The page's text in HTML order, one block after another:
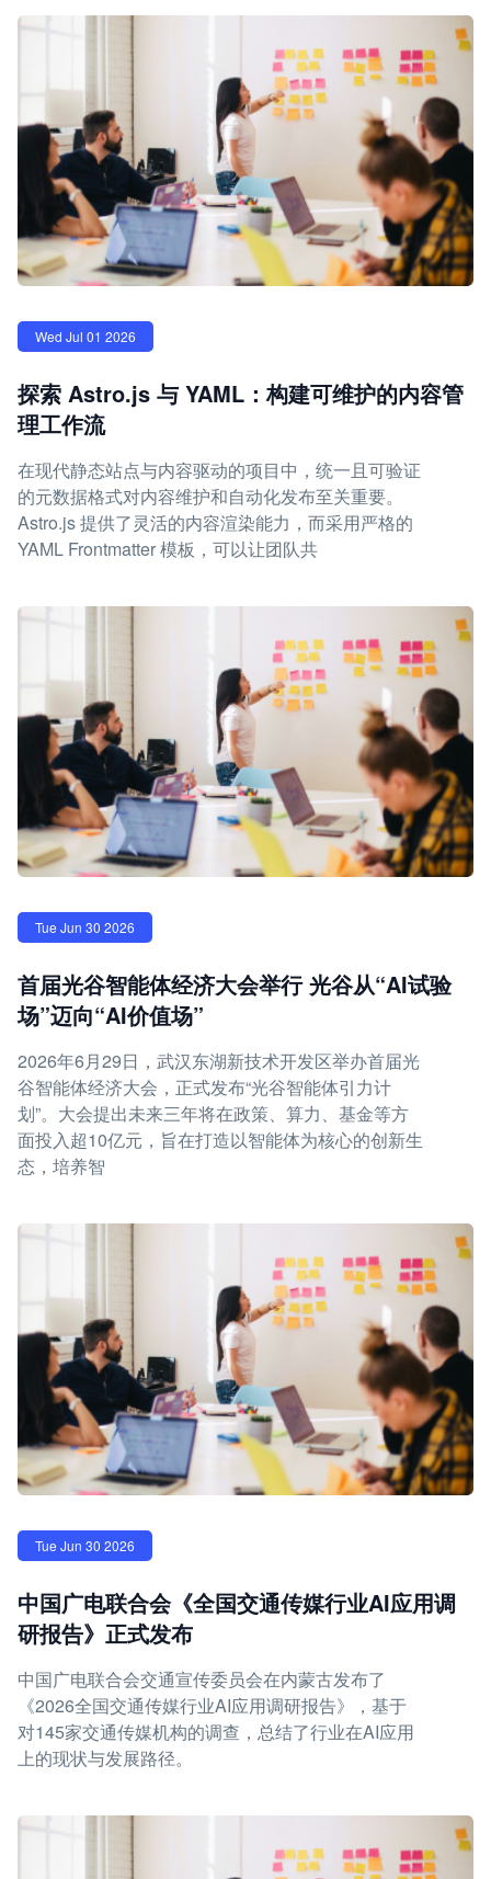
Wed Jul 01 2026
探索 Astro.js 与 YAML：构建可维护的内容管
理工作流
在现代静态站点与内容驱动的项目中，统一且可验证
的元数据格式对内容维护和自动化发布至关重要。
Astro.js 提供了灵活的内容渲染能力，而采用严格的
YAML Frontmatter 模板，可以让团队共
Tue Jun 30 2026
首届光谷智能体经济大会举行 光谷从“AI试验
场”迈向“AI价值场”
2026年6月29日，武汉东湖新技术开发区举办首届光
谷智能体经济大会，正式发布“光谷智能体引力计
划”。大会提出未来三年将在政策、算力、基金等方
面投入超10亿元，旨在打造以智能体为核心的创新生
态，培养智
Tue Jun 30 2026
中国广电联合会《全国交通传媒行业AI应用调
研报告》正式发布
中国广电联合会交通宣传委员会在内蒙古发布了
《2026全国交通传媒行业AI应用调研报告》，基于
对145家交通传媒机构的调查，总结了行业在AI应用
上的现状与发展路径。